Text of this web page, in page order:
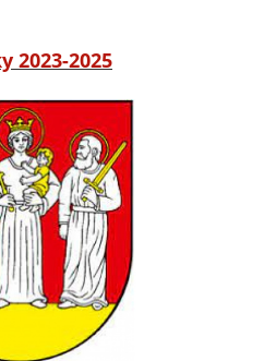
2023-2025